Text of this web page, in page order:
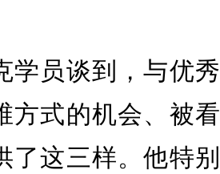
学员谈到，与优
方式的机会、被
了这三样。他特